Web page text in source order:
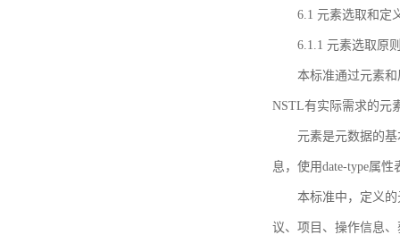
6.1 元素选取和定
6.1.1 元素选取原
本标准通过元素
NSTL有实际需求的元
元素是元数据的
息，使用date-type属
本标准中，定义
议、项目、操作信息